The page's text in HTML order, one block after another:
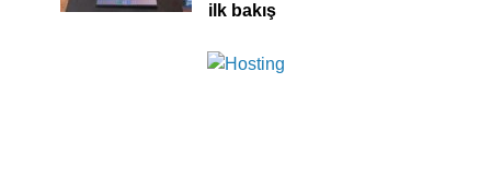
ilk bakış